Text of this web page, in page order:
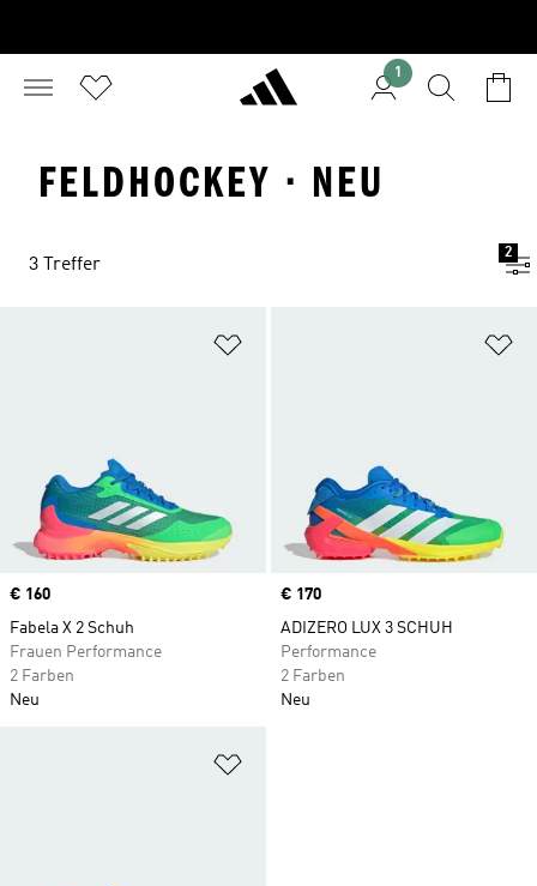
1
FELDHOCKEY · NEU
3 Treffer
2
Price
€ 160
Fabela X 2 Schuh
Frauen Performance
2 Farben
Neu
Price
€ 170
ADIZERO LUX 3 SCHUH
Performance
2 Farben
Neu